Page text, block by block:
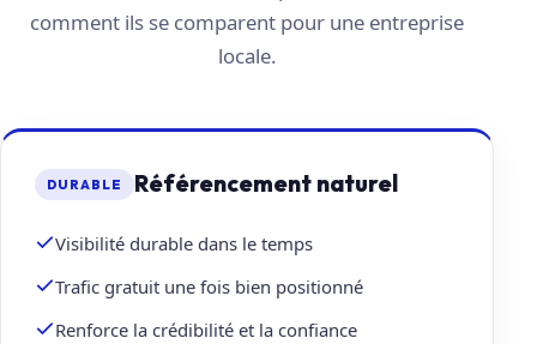
comment ils se comparent pour une entreprise
locale.
DURABLE Référencement naturel
Visibilité durable dans le temps
Trafic gratuit une fois bien positionné
Renforce la crédibilité et la confiance